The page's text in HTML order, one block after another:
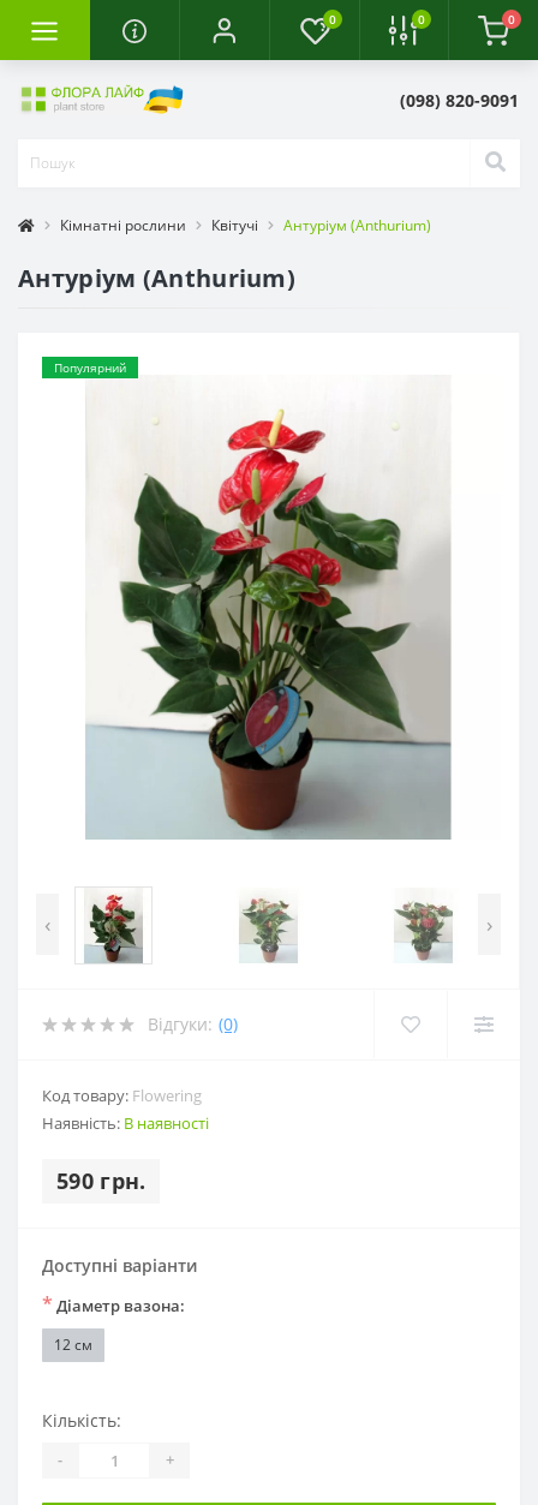
0 0 0
(098) 820-9091
Кімнатні рослини Квітучі Антуріум (Anthurium)
Антуріум (Anthurium)
Популярний
‹ ›
Відгуки: (0)
Код товару: Flowering
Наявність: В наявності
590 грн.
Доступні варіанти
* Діаметр вазона:
12 см
Кількість:
- +